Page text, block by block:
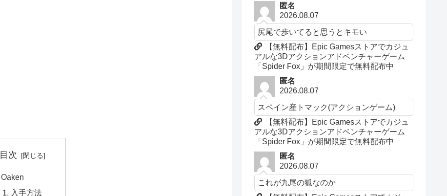
目次
Oaken
入手方法
匿名
2026.08.07
尻尾で歩いてると思うとキモい
【無料配布】Epic Gamesストアでカジュ
アルな3Dアクションアドベンチャーゲーム
「Spider Fox」が期間限定で無料配布中
匿名
2026.08.07
スペイン産トマック(アクションゲーム)
【無料配布】Epic Gamesストアでカジュ
アルな3Dアクションアドベンチャーゲーム
「Spider Fox」が期間限定で無料配布中
匿名
2026.08.07
これが九尾の狐なのか